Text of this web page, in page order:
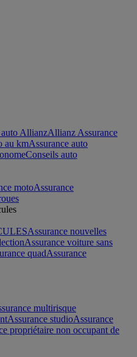
auto AllianzAllianz Assurance
au kmAssurance auto
Conseils auto
motoAssurance
Assurance nouvelles
Assurance voiture sans
quadAssurance
multirisque
Assurance studioAssurance
propriétaire non occupant de